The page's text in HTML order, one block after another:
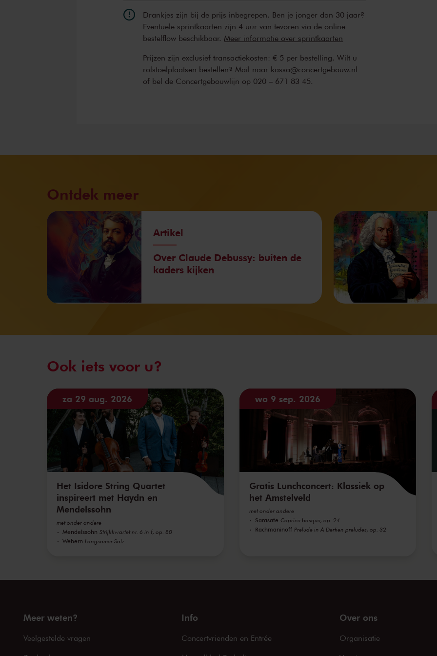
Drankjes zijn bij de prijs inbegrepen. Ben je jonger dan 30 jaar?
Eventuele sprintkaarten zijn 4 uur van tevoren via de online
bestelflow beschikbaar. Meer informatie over sprintkaarten
Prijzen zijn exclusief transactiekosten: € 5 per bestelling. Wilt u
rolstoelplaatsen bestellen? Mail naar kassa@concertgebouw.nl
of bel de Concertgebouwlijn op 020 – 671 83 45.
Ontdek meer
Artikel
Over Claude Debussy: buiten de
kaders kijken
Ook iets voor u?
za 29 aug. 2026
Het Isidore String Quartet
inspireert met Haydn en
Mendelssohn
met onder andere
Mendelssohn Strijkkwartet nr. 6 in f, op. 80
Webern Langsamer Satz
wo 9 sep. 2026
Gratis Lunchconcert: Klassiek op
het Amstelveld
met onder andere
Sarasate Caprice basque, op. 24
Rachmaninoff Prelude in A Dertien preludes, op. 32
Meer weten?
Veelgestelde vragen
Info
Concertvrienden en Entrée
Over ons
Organisatie